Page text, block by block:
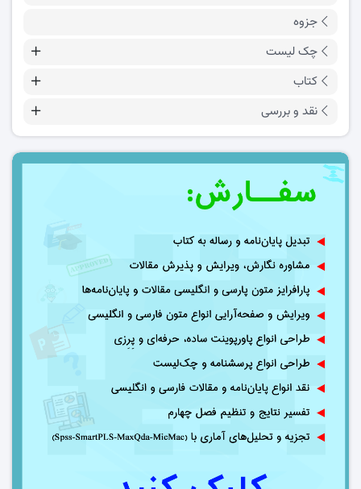
جزوه
چک لیست
کتاب
نقد و بررسی